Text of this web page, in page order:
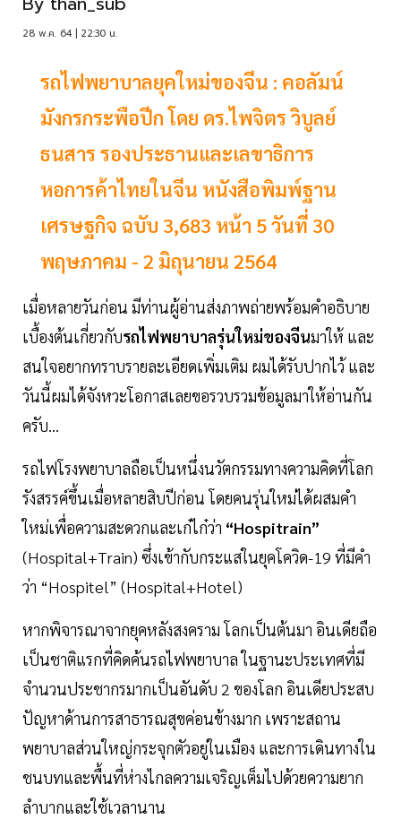
28 พ.ค. 64 | 22:30 น.
รถไฟพยาบาลยุคใหม่ของจีน : คอลัมน์
มังกรกระพือปีก โดย ดร.ไพจิตร วิบูลย์
ธนสาร รองประธานและเลขาธิการ
หอการค้าไทยในจีน หนังสือพิมพ์ฐาน
เศรษฐกิจ ฉบับ 3,683 หน้า 5 วันที่ 30
พฤษภาคม - 2 มิถุนายน 2564
เมื่อหลายวันก่อน มีท่านผู้อ่านส่งภาพถ่ายพร้อมคำอธิบาย
เบื้องต้นเกี่ยวกับรถไฟพยาบาลรุ่นใหม่ของจีนมาให้ และ
สนใจอยากทราบรายละเอียดเพิ่มเติม ผมได้รับปากไว้ และ
วันนี้ผมได้จังหวะโอกาสเลยขอรวบรวมข้อมูลมาให้อ่านกัน
ครับ...
รถไฟโรงพยาบาลถือเป็นหนึ่งนวัตกรรมทางความคิดที่โลก
รังสรรค์ขึ้นเมื่อหลายสิบปีก่อน โดยคนรุ่นใหม่ได้ผสมคำ
ใหม่เพื่อความสะดวกและเก๋ไก๋ว่า “Hospitrain”
(Hospital+Train) ซึ่งเข้ากับกระแสในยุคโควิด-19 ที่มีคำ
ว่า “Hospitel” (Hospital+Hotel)
หากพิจารณาจากยุคหลังสงคราม โลกเป็นต้นมา อินเดียถือ
เป็นชาติแรกที่คิดค้นรถไฟพยาบาล ในฐานะประเทศที่มี
จำนวนประชากรมากเป็นอันดับ 2 ของโลก อินเดียประสบ
ปัญหาด้านการสาธารณสุขค่อนข้างมาก เพราะสถาน
พยาบาลส่วนใหญ่กระจุกตัวอยู่ในเมือง และการเดินทางใน
ชนบทและพื้นที่ห่างไกลความเจริญเต็มไปด้วยความยาก
ลำบากและใช้เวลานาน